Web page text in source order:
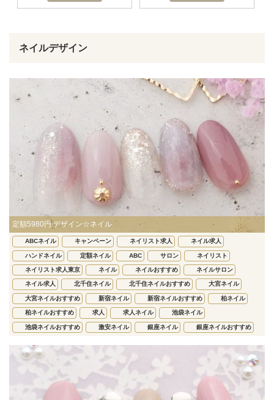
ネイルデザイン
定額5980円 デザイン☆ネイル
ABCネイル キャンペーン ネイリスト求人 ネイル求人
ハンドネイル 定額ネイル ABC サロン ネイリスト
ネイリスト求人東京 ネイル ネイルおすすめ ネイルサロン
ネイル求人 北千住ネイル 北千住ネイルおすすめ 大宮ネイル
大宮ネイルおすすめ 新宿ネイル 新宿ネイルおすすめ 柏ネイル
柏ネイルおすすめ 求人 求人ネイル 池袋ネイル
池袋ネイルおすすめ 激安ネイル 銀座ネイル 銀座ネイルおすすめ